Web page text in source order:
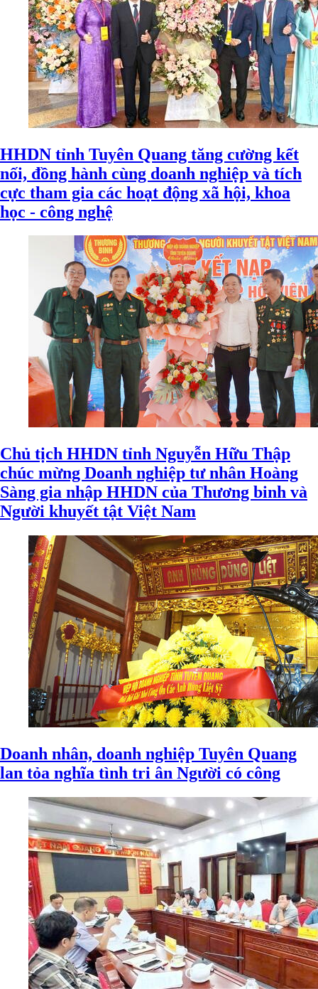
HHDN tỉnh Tuyên Quang tăng cường kết
nối, đồng hành cùng doanh nghiệp và tích
cực tham gia các hoạt động xã hội, khoa
học - công nghệ
Chủ tịch HHDN tỉnh Nguyễn Hữu Thập
chúc mừng Doanh nghiệp tư nhân Hoàng
Sàng gia nhập HHDN của Thương binh và
Người khuyết tật Việt Nam
Doanh nhân, doanh nghiệp Tuyên Quang
lan tỏa nghĩa tình tri ân Người có công